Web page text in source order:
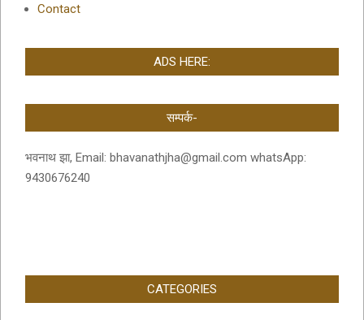
Contact
ADS HERE:
सम्पर्क-
भवनाथ झा, Email: bhavanathjha@gmail.com whatsApp:
9430676240
CATEGORIES